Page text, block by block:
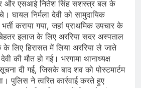
और एसआई नितेश सिंह सशस्त्र बल के
घायल निर्मला देवी को सामुदायिक
कराया गया, जहां प्राथमिक उपचार के
इलाज के लिए अररिया सदर अस्पताल
लिए हिरासत में लिया अररिया ले जाते
की मौत हो गई। भरगामा थानाध्यक्ष
दी गई, जिसके बाद शव को पोस्टमार्टम
पुलिस ने त्वरित कार्रवाई करते हुए